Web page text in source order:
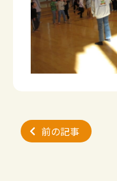
投
稿
前の記事